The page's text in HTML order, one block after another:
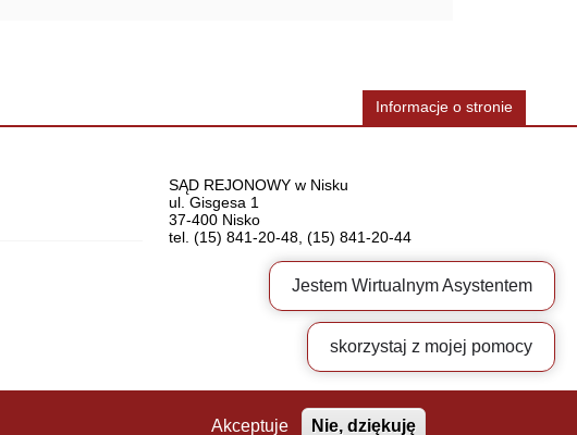
Informacje o stronie
Dane
teleadresowe
SĄD REJONOWY w Nisku
ul. Gisgesa 1
37-400 Nisko
tel. (15) 841-20-48, (15) 841-20-44
Akceptuje Nie, dziękuję
Jestem Wirtualnym Asystentem
skorzystaj z mojej pomocy